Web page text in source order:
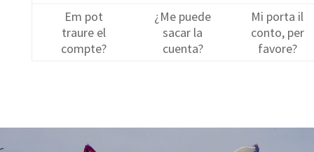
Em pot
traure el
compte?
¿Me puede
sacar la
cuenta?
Mi porta il
conto, per
favore?